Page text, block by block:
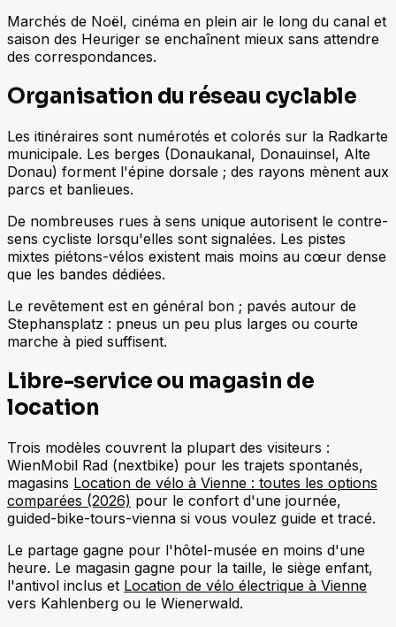
Marchés de Noël, cinéma en plein air le long du canal et
saison des Heuriger se enchaînent mieux sans attendre
des correspondances.
Organisation du réseau cyclable
Les itinéraires sont numérotés et colorés sur la Radkarte
municipale. Les berges (Donaukanal, Donauinsel, Alte
Donau) forment l'épine dorsale ; des rayons mènent aux
parcs et banlieues.
De nombreuses rues à sens unique autorisent le contre-
sens cycliste lorsqu'elles sont signalées. Les pistes
mixtes piétons-vélos existent mais moins au cœur dense
que les bandes dédiées.
Le revêtement est en général bon ; pavés autour de
Stephansplatz : pneus un peu plus larges ou courte
marche à pied suffisent.
Libre-service ou magasin de
location
Trois modèles couvrent la plupart des visiteurs :
WienMobil Rad (nextbike) pour les trajets spontanés,
magasins Location de vélo à Vienne : toutes les options
comparées (2026) pour le confort d'une journée,
guided-bike-tours-vienna si vous voulez guide et tracé.
Le partage gagne pour l'hôtel-musée en moins d'une
heure. Le magasin gagne pour la taille, le siège enfant,
l'antivol inclus et Location de vélo électrique à Vienne
vers Kahlenberg ou le Wienerwald.